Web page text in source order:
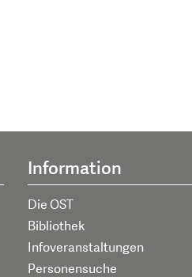
Information
Die OST
Bibliothek
Infoveranstaltungen
Personensuche